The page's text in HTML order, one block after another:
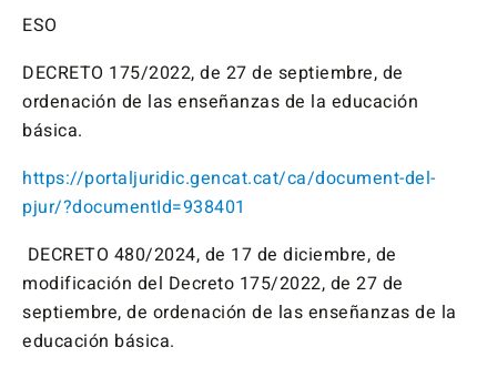
ESO
DECRETO 175/2022, de 27 de septiembre, de
ordenación de las enseñanzas de la educación
básica.
https://portaljuridic.gencat.cat/ca/document-del-
pjur/?documentId=938401
DECRETO 480/2024, de 17 de diciembre, de
modificación del Decreto 175/2022, de 27 de
septiembre, de ordenación de las enseñanzas de la
educación básica.